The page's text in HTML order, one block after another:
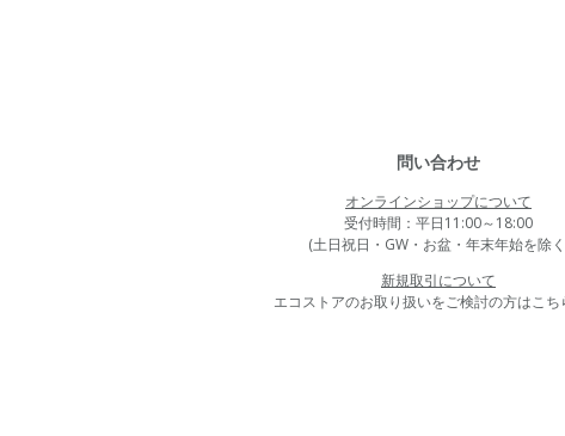
問い合わせ
オンラインショップについて
受付時間：平日11:00～18:00
(土日祝日・GW・お盆・年末年始を除
新規取引について
エコストアのお取り扱いをご検討の方はこち